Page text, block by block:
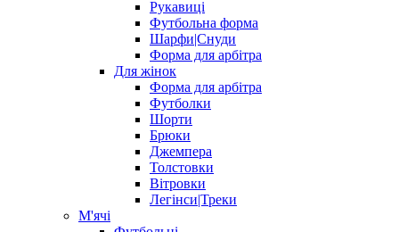
Рукавиці
Футбольна форма
Шарфи|Снуди
Форма для арбітра
Для жінок
Форма для арбітра
Футболки
Шорти
Брюки
Джемпера
Толстовки
Вітровки
Легінси|Треки
М'ячі